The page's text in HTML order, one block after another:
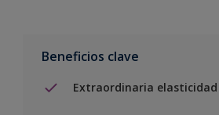
Beneficios clave
Extraordinaria elasticidad